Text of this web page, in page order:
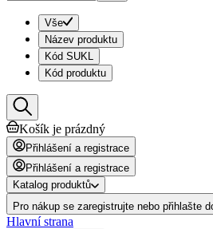
Vše
Název produktu
Kód SUKL
Kód produktu
Košík je prázdný
Přihlášení a registrace
Přihlášení a registrace
Katalog produktů
Pro nákup se zaregistrujte nebo přihlašte
Hlavní strana